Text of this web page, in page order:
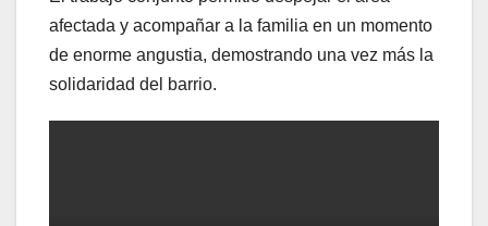
afectada y acompañar a la familia en un momento
de enorme angustia, demostrando una vez más la
solidaridad del barrio.